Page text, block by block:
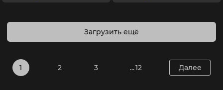
Загрузить ещё
1 2 3 ... 12 Далее